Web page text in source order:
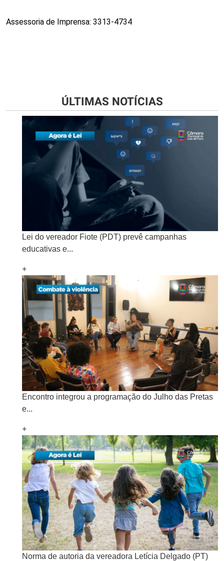
Assessoria de Imprensa: 3313-4734
ÚLTIMAS NOTÍCIAS
Lei do vereador Fiote (PDT) prevê campanhas
educativas e...
+
Encontro integrou a programação do Julho das Pretas
e...
+
Norma de autoria da vereadora Letícia Delgado (PT)